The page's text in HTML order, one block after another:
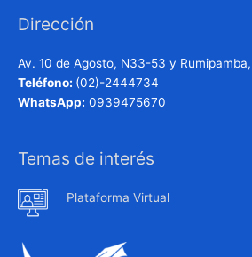
Dirección
Av. 10 de Agosto, N33-53 y Rumipamba,
Teléfono: (02)-2444734
WhatsApp: 0939475670
Temas de interés
Plataforma Virtual